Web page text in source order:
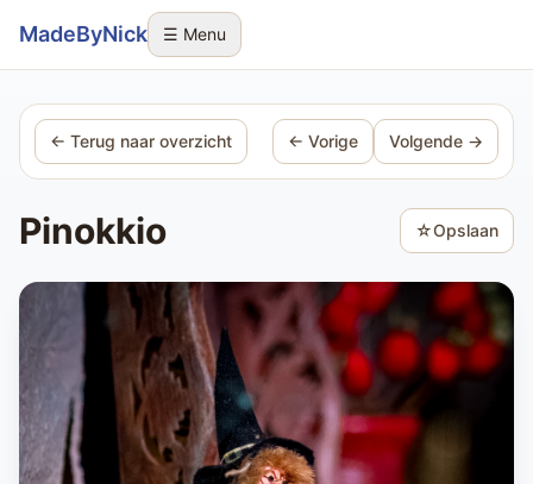
Sla navigatie over
MadeByNick ☰ Menu
← Terug naar overzicht ← Vorige Volgende →
Pinokkio ☆Opslaan